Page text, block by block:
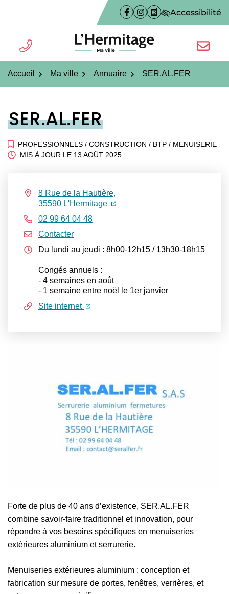
Facebook
(ouverture dans un nouvel
Instagram
(ouverture dans un
PanneauPocket
(ouverture dans un
Accessibilité
TÉL. L'Hermitage ma villeNOUS
Accueil Ma ville Annuaire SER.AL.FER
SER.AL.FER
PROFESSIONNELS / CONSTRUCTION / BTP / MENUISERIE
MIS À JOUR LE 13 AOÛT 2025
Infos utiles
8 Rue de la Hautière,
35590 L'Hermitage (ouverture dans un nouvel
(ouverture dans un nouvel
02 99 64 04 48
Contacter
Du lundi au jeudi : 8h00-12h15 / 13h30-18h15
Congés annuels :
- 4 semaines en août
- 1 semaine entre noël le 1er janvier
Site internet (ouverture dans un nouvel onglet)
(ouverture dans un nouvel onglet)
Forte de plus de 40 ans d’existence, SER.AL.FER
combine savoir-faire traditionnel et innovation, pour
répondre à vos besoins spécifiques en menuiseries
extérieures aluminium et serrurerie.
Menuiseries extérieures aluminium : conception et
fabrication sur mesure de portes, fenêtres, verrières, et